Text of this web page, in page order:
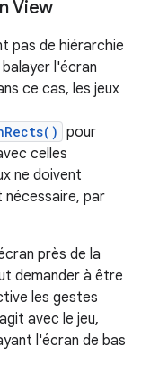
View
pas de hiérarchie
l'écran
ce cas, les jeux
pour
celles
ne doivent
nécessaire, par
près de la
demander à être
les gestes
avec le jeu,
l'écran de bas